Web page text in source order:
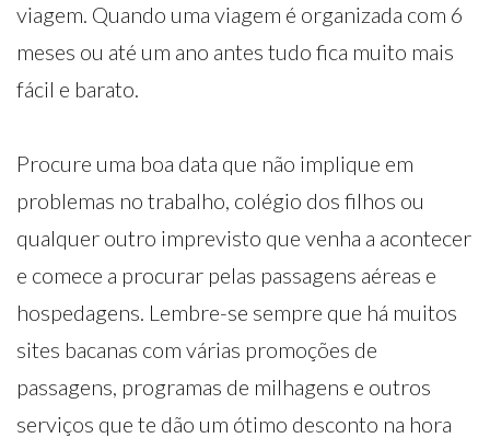
viagem. Quando uma viagem é organizada com 6
meses ou até um ano antes tudo fica muito mais
fácil e barato.
Procure uma boa data que não implique em
problemas no trabalho, colégio dos filhos ou
qualquer outro imprevisto que venha a acontecer
e comece a procurar pelas passagens aéreas e
hospedagens. Lembre-se sempre que há muitos
sites bacanas com várias promoções de
passagens, programas de milhagens e outros
serviços que te dão um ótimo desconto na hora